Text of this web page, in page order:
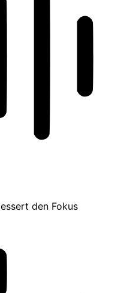
den Fokus